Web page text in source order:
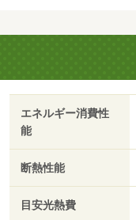
エネルギー消費性
能
断熱性能
目安光熱費